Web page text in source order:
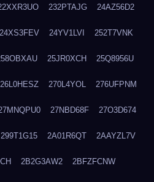
232PTAJG 24AZ56D2
24XS3FEV 24YV1LVI 252T7VNK
25JR0XCH 25Q8956U
26L0HESZ 270L4YOL 276UFPNM
27NBD68F 27O3D674
299T1G15 2A01R6QT 2AAYZL7V
2B2G3AW2 2BFZFCNW